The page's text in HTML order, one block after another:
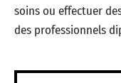
soins ou effectuer
des professionnels